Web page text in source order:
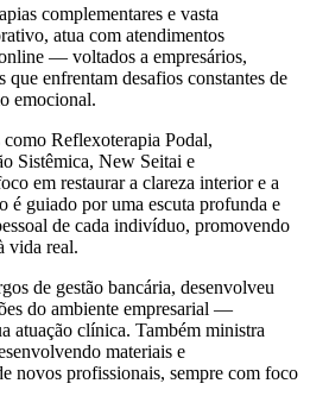
complementares e vasta
atua com atendimentos
— voltados a empresários,
enfrentam desafios constantes de
emocional.
como Reflexoterapia Podal,
Sistêmica, New Seitai e
em restaurar a clareza interior e a
é guiado por uma escuta profunda e
de cada indivíduo, promovendo
vida real.
de gestão bancária, desenvolveu
do ambiente empresarial —
atuação clínica. Também ministra
materiais e
novos profissionais, sempre com foco